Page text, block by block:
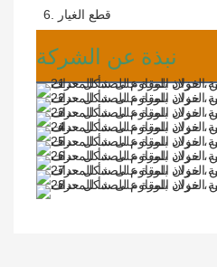
6. قطع الغيار
نبذة عن الشركة